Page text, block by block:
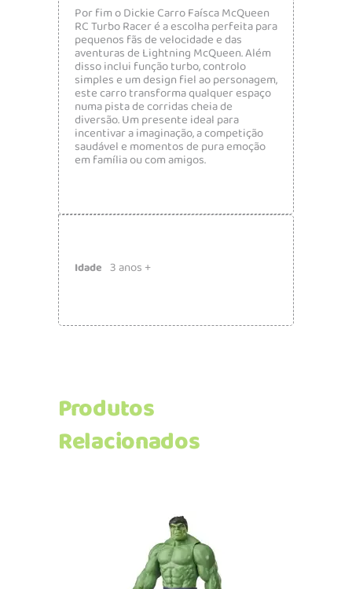
Por fim o Dickie Carro Faísca McQueen
RC Turbo Racer é a escolha perfeita para
pequenos fãs de velocidade e das
aventuras de Lightning McQueen. Além
disso inclui função turbo, controlo
simples e um design fiel ao personagem,
este carro transforma qualquer espaço
numa pista de corridas cheia de
diversão. Um presente ideal para
incentivar a imaginação, a competição
saudável e momentos de pura emoção
em família ou com amigos.
Idade 3 anos +
Produtos
Relacionados